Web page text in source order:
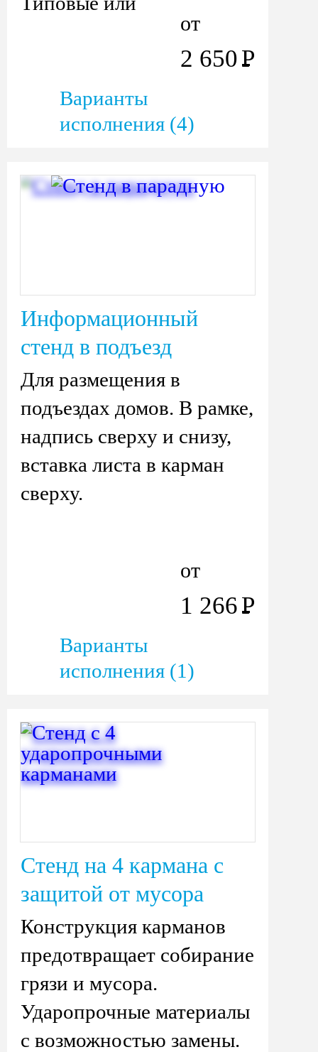
размерам заказчика.
от
2 650Р
Варианты
исполнения (4)
Информационный
стенд в подъезд
Для размещения в
подъездах домов. В рамке,
надпись сверху и снизу,
вставка листа в карман
сверху.
от
1 266Р
Варианты
исполнения (1)
Стенд на 4 кармана с
защитой от мусора
Конструкция карманов
предотвращает собирание
грязи и мусора.
Ударопрочные материалы
с возможностью замены.